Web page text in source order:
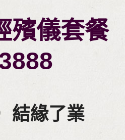
殯儀套餐
結緣了業